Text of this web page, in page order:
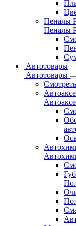
Пеналы
Пеналы
Автотовары
Автотовары